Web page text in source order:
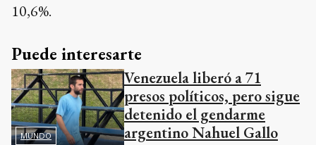
10,6%.
Puede interesarte
MUNDO
Venezuela liberó a 71
presos políticos, pero sigue
detenido el gendarme
argentino Nahuel Gallo